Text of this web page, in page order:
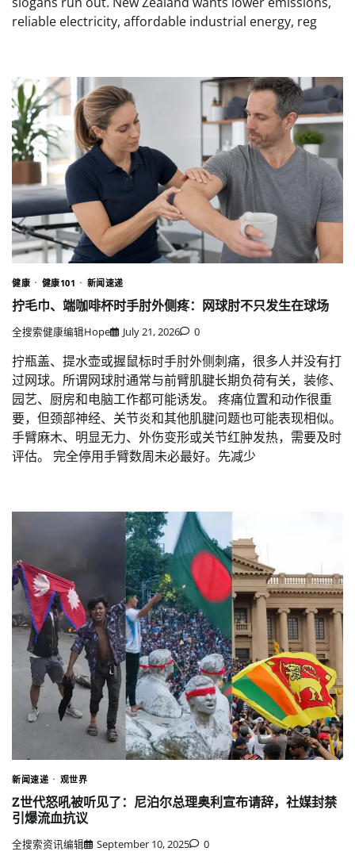
reliable electricity, affordable industrial energy, reg
健康 健康101 新闻速递
拧毛巾、端咖啡杯时手肘外侧疼：网球肘不只发生在球场
全搜索健康编辑Hope July 21, 2026 0
拧瓶盖、提水壶或握鼠标时手肘外侧刺痛，很多人并没有打
过网球。所谓网球肘通常与前臂肌腱长期负荷有关，装修、
园艺、厨房和电脑工作都可能诱发。 疼痛位置和动作很重
要，但颈部神经、关节炎和其他肌腱问题也可能表现相似。
手臂麻木、明显无力、外伤变形或关节红肿发热，需要及时
评估。 完全停用手臂数周未必最好。先减少
新闻速递 观世界
Z世代怒吼被听见了：尼泊尔总理奥利宣布请辞，社媒封禁
引爆流血抗议
全搜索资讯编辑 September 10, 2025 0